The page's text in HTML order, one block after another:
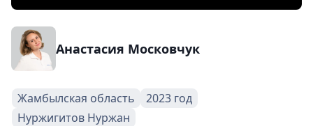
Анастасия Московчук
Жамбылская область
2023 год
Нуржигитов Нуржан